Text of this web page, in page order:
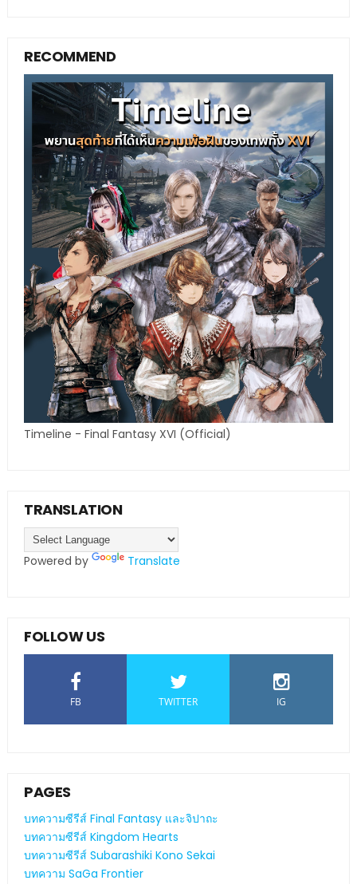
RECOMMEND
Timeline - Final Fantasy XVI (Official)
TRANSLATION
Powered by Translate
FOLLOW US
FB TWITTER IG
PAGES
บทความซีรีส์ Final Fantasy และจิปาถะ
บทความซีรีส์ Kingdom Hearts
บทความซีรีส์ Subarashiki Kono Sekai
บทความ SaGa Frontier